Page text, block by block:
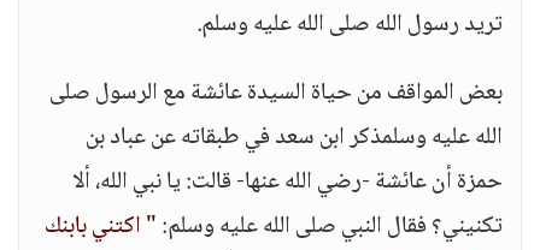
تريد رسول الله ‏صلى الله عليه وسلم.
بعض المواقف من حياة السيدة عائشة مع الرسول صلى
الله عليه وسلمذكر ابن سعد في طبقاته عن عباد بن
حمزة أن عائشة -رضي الله عنها- قالت: يا نبي الله، ألا
تكنيني؟ فقال النبي صلى الله عليه وسلم:" اكتني بابنك